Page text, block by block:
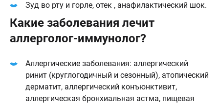
Зуд во рту и горле, отек , анафилактический шок.
Какие заболевания лечит
аллерголог-иммунолог?
Аллергические заболевания: аллергический
ринит (круглогодичный и сезонный), атопический
дерматит, аллергический конъюнктивит,
аллергическая бронхиальная астма, пищевая